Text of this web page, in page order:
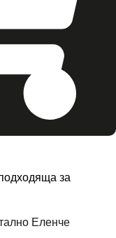
Еленче